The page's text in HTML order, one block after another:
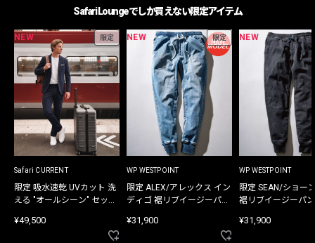
Safari Loungeでしか買えない限定アイテム
NEW 限定
Safari CURRENT
限定 吸水速乾 UVカット 洗
える "オールシーン" セット
¥49,500
NEW 限定
WP WESTPOINT
限定 ALEX/アレックス イン
ディゴ 裾リブイージーパン
¥31,900
NEW
WP WESTPOINT
限定 SEAN/ショー
裾リブイージーパ
¥31,900